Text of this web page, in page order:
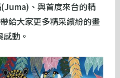
、與首度來台的精
給大家更多精采繽紛的畫
動。